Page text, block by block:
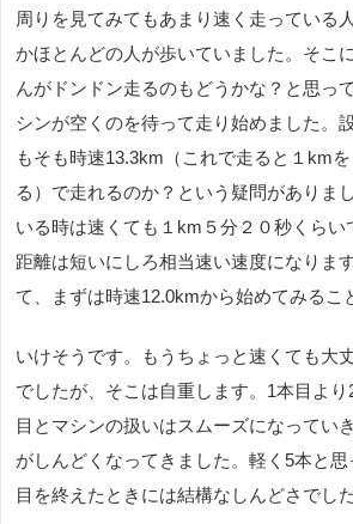
周りを見てみてもあまり速く走っている
かほとんどの人が歩いていました。そこ
んがドンドン走るのもどうかな？と思っ
シンが空くのを待って走り始めました。
もそも時速13.3km（これで走ると１km
る）で走れるのか？という疑問がありま
いる時は速くても１km５分２０秒くらい
距離は短いにしろ相当速い速度になりま
て、まずは時速12.0kmから始めてみるこ
いけそうです。もうちょっと速くても大
でしたが、そこは自重します。1本目よ
目とマシンの扱いはスムーズになってい
がしんどくなってきました。軽く5本と
目を終えたときには結構なしんどさでした